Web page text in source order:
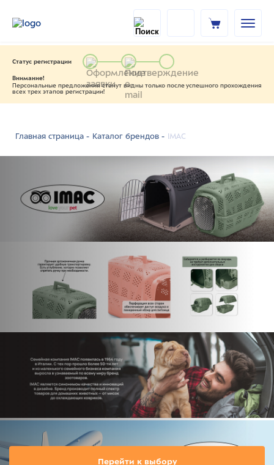
Статус регистрации
Внимание!
Персональные предложения станут видны только после успешного прохождения
всех трех этапов регистрации!
Главная страница - Каталог брендов - IMAC
Перейти к выбору